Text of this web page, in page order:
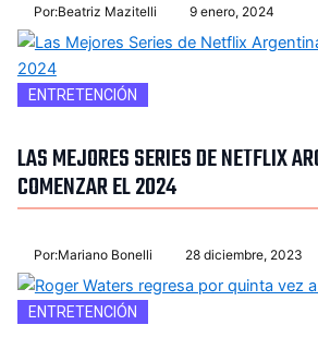
Por:Beatriz Mazitelli 9 enero, 2024
ENTRETENCIÓN
LAS MEJORES SERIES DE NETFLIX
COMENZAR EL 2024
Por:Mariano Bonelli 28 diciembre, 2023
ENTRETENCIÓN